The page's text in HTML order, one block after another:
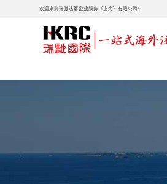
欢迎来到瑞驰达客企业服务（上海）有限公司!